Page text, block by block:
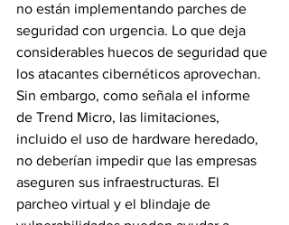
no están implementando parches de
seguridad con urgencia. Lo que deja
considerables huecos de seguridad que
los atacantes cibernéticos aprovechan.
Sin embargo, como señala el informe
de Trend Micro, las limitaciones,
incluido el uso de hardware heredado,
no deberían impedir que las empresas
aseguren sus infraestructuras. El
parcheo virtual y el blindaje de